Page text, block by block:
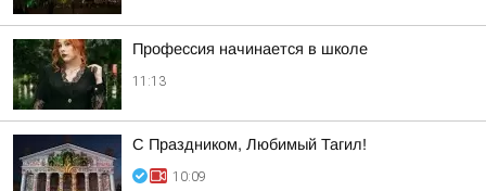
Профессия начинается в школе
11:13
С Праздником, Любимый Тагил!
10:09